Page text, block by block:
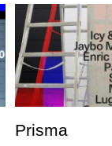
Prisma